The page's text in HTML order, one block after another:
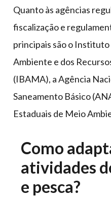
Quanto às agências
fiscalização e
principais são o
Ambiente e dos
(IBAMA), a Agência
Saneamento Básico
Estaduais de Meio
Como
atividades
e pesca?